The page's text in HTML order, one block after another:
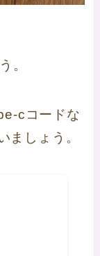
。
cコードな
ましょう。